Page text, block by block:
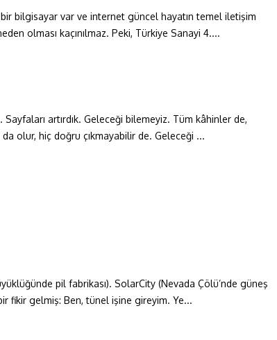
bilgisayar var ve internet güncel hayatın temel iletişim
olması kaçınılmaz. Peki, Türkiye Sanayi 4....
artırdık. Geleceği bilemeyiz. Tüm kâhinler de,
olur, hiç doğru çıkmayabilir de. Geleceği ...
pil fabrikası). SolarCity (Nevada Çölü’nde güneş
fikir gelmiş: Ben, tünel işine gireyim. Ye...